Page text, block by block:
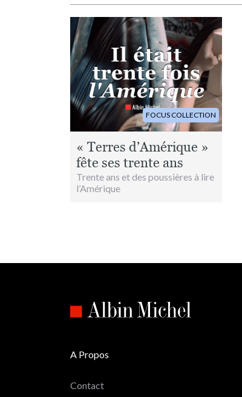
Image
FOCUS COLLECTION
« Terres d’Amérique »
fête ses trente ans
Trente ans et des poussières à lire
l’Amérique
A Propos
Contact